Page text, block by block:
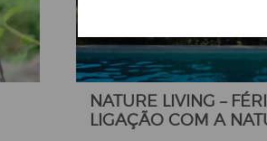
NATURE LIVING –
LIGAÇÃO COM A